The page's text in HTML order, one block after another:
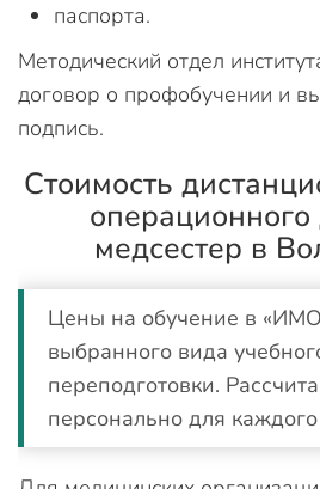
паспорта.
Методический отдел
договор о профобучении и
подпись.
Стоимость
операционного
медсестер в
Цены на обучение в
выбранного вида
переподготовки.
персонально для